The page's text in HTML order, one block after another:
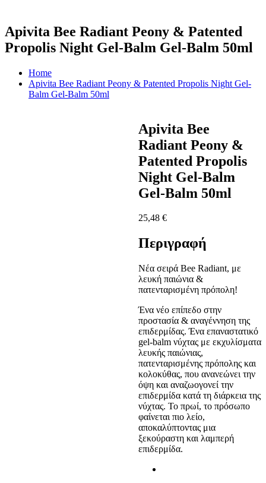
Apivita Bee Radiant Peony & Patented
Propolis Night Gel-Balm Gel-Balm 50ml
Home
Apivita Bee Radiant Peony & Patented Propolis Night Gel-
Balm Gel-Balm 50ml
Apivita Bee
Radiant Peony &
Patented Propolis
Night Gel-Balm
Gel-Balm 50ml
25,48 €
Περιγραφή
Nέα σειρά Bee Radiant, με
λευκή παιώνια &
πατενταρισμένη πρόπολη!
Ένα νέο επίπεδο στην
προστασία & αναγέννηση της
επιδερμίδας. Ένα επαναστατικό
gel-balm νύχτας με εκχυλίσματα
λευκής παιώνιας,
πατενταρισμένης πρόπολης και
κολοκύθας, που ανανεώνει την
όψη και αναζωογονεί την
επιδερμίδα κατά τη διάρκεια της
νύχτας. Το πρωί, το πρόσωπο
φαίνεται πιο λείο,
αποκαλύπτοντας μια
ξεκούραστη και λαμπερή
επιδερμίδα.